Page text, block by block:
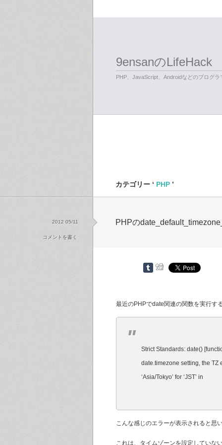
9ensanのLifeHack
PHP、JavaScript、Androidなどのプログ
カテゴリー ‘ PHP ’
PHPの
最近のPHPでdate関連の関数を実行す
Strict Standards: date()
date.timezone setting, the
‘Asia/Tokyo’ for ‘JST’ in
こんな感じのエラーが表示されると思
これは、タイムゾーンを設定していな
2012 05/11
コメントを書く